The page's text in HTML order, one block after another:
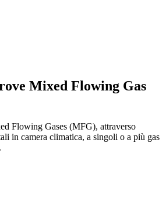
Mixed Flowing Gas
Flowing Gases (MFG), attraverso
in camera climatica, a singoli o a più gas